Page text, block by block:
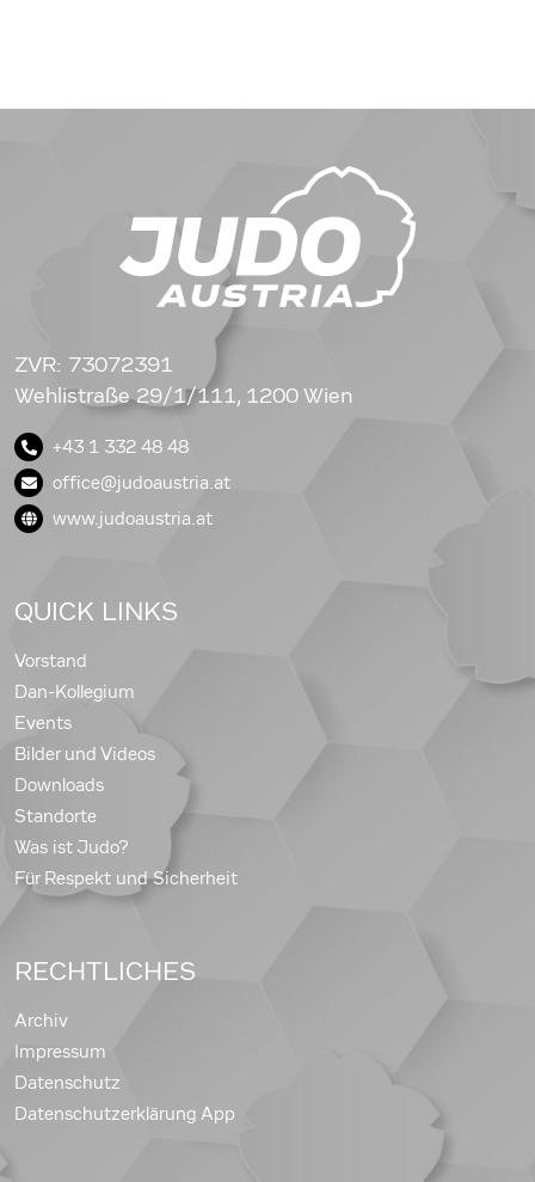
ZVR: 73072391
Wehlistraße 29/1/111, 1200 Wien
+43 1 332 48 48
office@judoaustria.at
www.judoaustria.at
QUICK LINKS
Vorstand
Dan-Kollegium
Events
Bilder und Videos
Downloads
Standorte
Was ist Judo?
Für Respekt und Sicherheit
RECHTLICHES
Archiv
Impressum
Datenschutz
Datenschutzerklärung App